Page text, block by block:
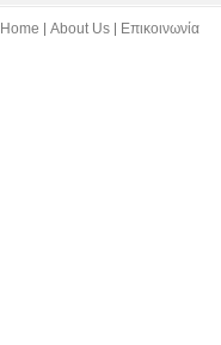
Home About Us Επικοινωνία